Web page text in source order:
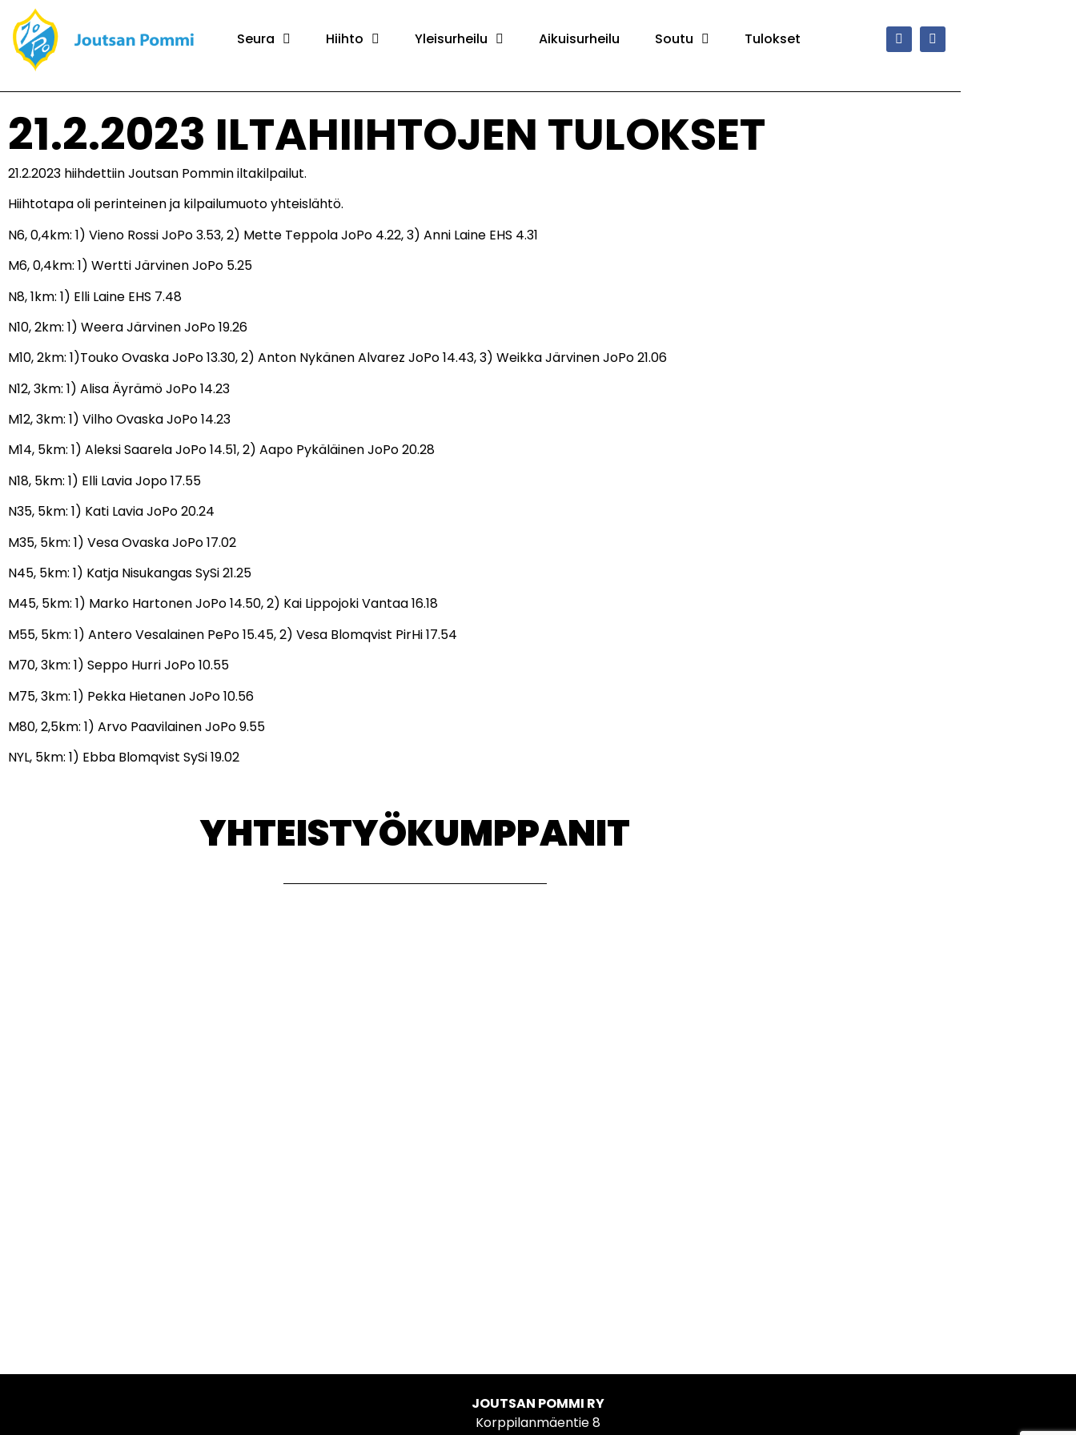
Seura Hiihto Yleisurheilu Aikuisurheilu Soutu Tulokset
21.2.2023 ILTAHIIHTOJEN TULOKSET
21.2.2023 hiihdettiin Joutsan Pommin iltakilpailut.
Hiihtotapa oli perinteinen ja kilpailumuoto yhteislähtö.
N6, 0,4km: 1) Vieno Rossi JoPo 3.53, 2) Mette Teppola JoPo 4.22, 3) Anni Laine EHS 4.31
M6, 0,4km: 1) Wertti Järvinen JoPo 5.25
N8, 1km: 1) Elli Laine EHS 7.48
N10, 2km: 1) Weera Järvinen JoPo 19.26
M10, 2km: 1)Touko Ovaska JoPo 13.30, 2) Anton Nykänen Alvarez JoPo 14.43, 3) Weikka Järvinen JoPo 21.06
N12, 3km: 1) Alisa Äyrämö JoPo 14.23
M12, 3km: 1) Vilho Ovaska JoPo 14.23
M14, 5km: 1) Aleksi Saarela JoPo 14.51, 2) Aapo Pykäläinen JoPo 20.28
N18, 5km: 1) Elli Lavia Jopo 17.55
N35, 5km: 1) Kati Lavia JoPo 20.24
M35, 5km: 1) Vesa Ovaska JoPo 17.02
N45, 5km: 1) Katja Nisukangas SySi 21.25
M45, 5km: 1) Marko Hartonen JoPo 14.50, 2) Kai Lippojoki Vantaa 16.18
M55, 5km: 1) Antero Vesalainen PePo 15.45, 2) Vesa Blomqvist PirHi 17.54
M70, 3km: 1) Seppo Hurri JoPo 10.55
M75, 3km: 1) Pekka Hietanen JoPo 10.56
M80, 2,5km: 1) Arvo Paavilainen JoPo 9.55
NYL, 5km: 1) Ebba Blomqvist SySi 19.02
YHTEISTYÖKUMPPANIT
JOUTSAN POMMI RY
Korppilanmäentie 8